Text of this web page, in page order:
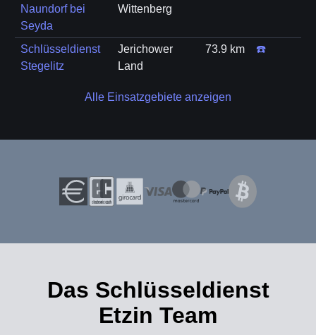
Naundorf bei
Seyda
Wittenberg
Schlüsseldienst
Stegelitz
Jerichower
Land
73.9 km ☎️
Alle Einsatzgebiete anzeigen
Das Schlüsseldienst
Etzin Team